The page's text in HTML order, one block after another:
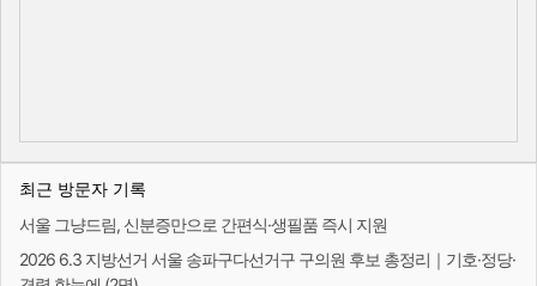
최근 방문자 기록
서울 그냥드림, 신분증만으로 간편식·생필품 즉시 지원
2026 6.3 지방선거 서울 송파구다선거구 구의원 후보 총정리｜기호·정당·